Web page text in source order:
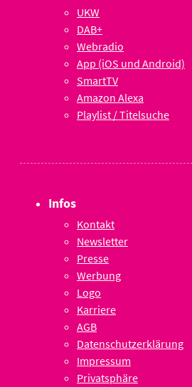
UKW
DAB+
Webradio
App (iOS und Android)
SmartTV
Amazon Alexa
Playlist / Titelsuche
Infos
Kontakt
Newsletter
Presse
Werbung
Logo
Karriere
AGB
Datenschutzerklärung
Impressum
Privatsphäre